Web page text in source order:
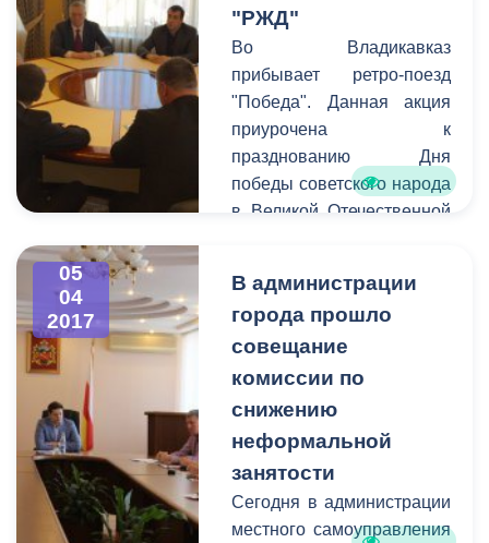
посещения реабилитационного
центра для детей с диагнозом
ДЦП «Ир», который Икаев
построил на собственные
"РЖД"
Во Владикавказ
прибывает ретро-поезд
"Победа". Данная акция
приурочена к
празднованию Дня
победы советского народа
в Великой Отечественной
состава " Победа"
является Всероссийской
акцией, которая
проводится уже в седьмой
раз и ежегодно является
ярким событием в
преддверии праздника 9
мая.
05
04
2017
В администрации
города прошло
совещание
комиссии по
снижению
неформальной
занятости
Сегодня в администрации
местного самоуправления